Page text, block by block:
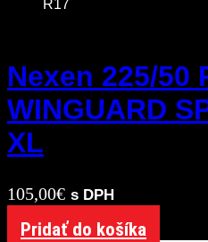
R17
Nexen 225/50
WINGUARD
XL
105,00€ s DPH
Pridať do košíka